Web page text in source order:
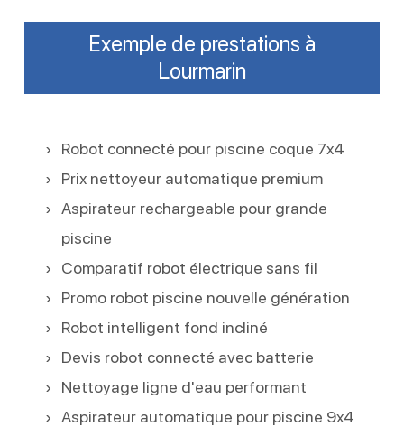
Exemple de prestations à
Lourmarin
Robot connecté pour piscine coque 7x4
Prix nettoyeur automatique premium
Aspirateur rechargeable pour grande
piscine
Comparatif robot électrique sans fil
Promo robot piscine nouvelle génération
Robot intelligent fond incliné
Devis robot connecté avec batterie
Nettoyage ligne d'eau performant
Aspirateur automatique pour piscine 9x4